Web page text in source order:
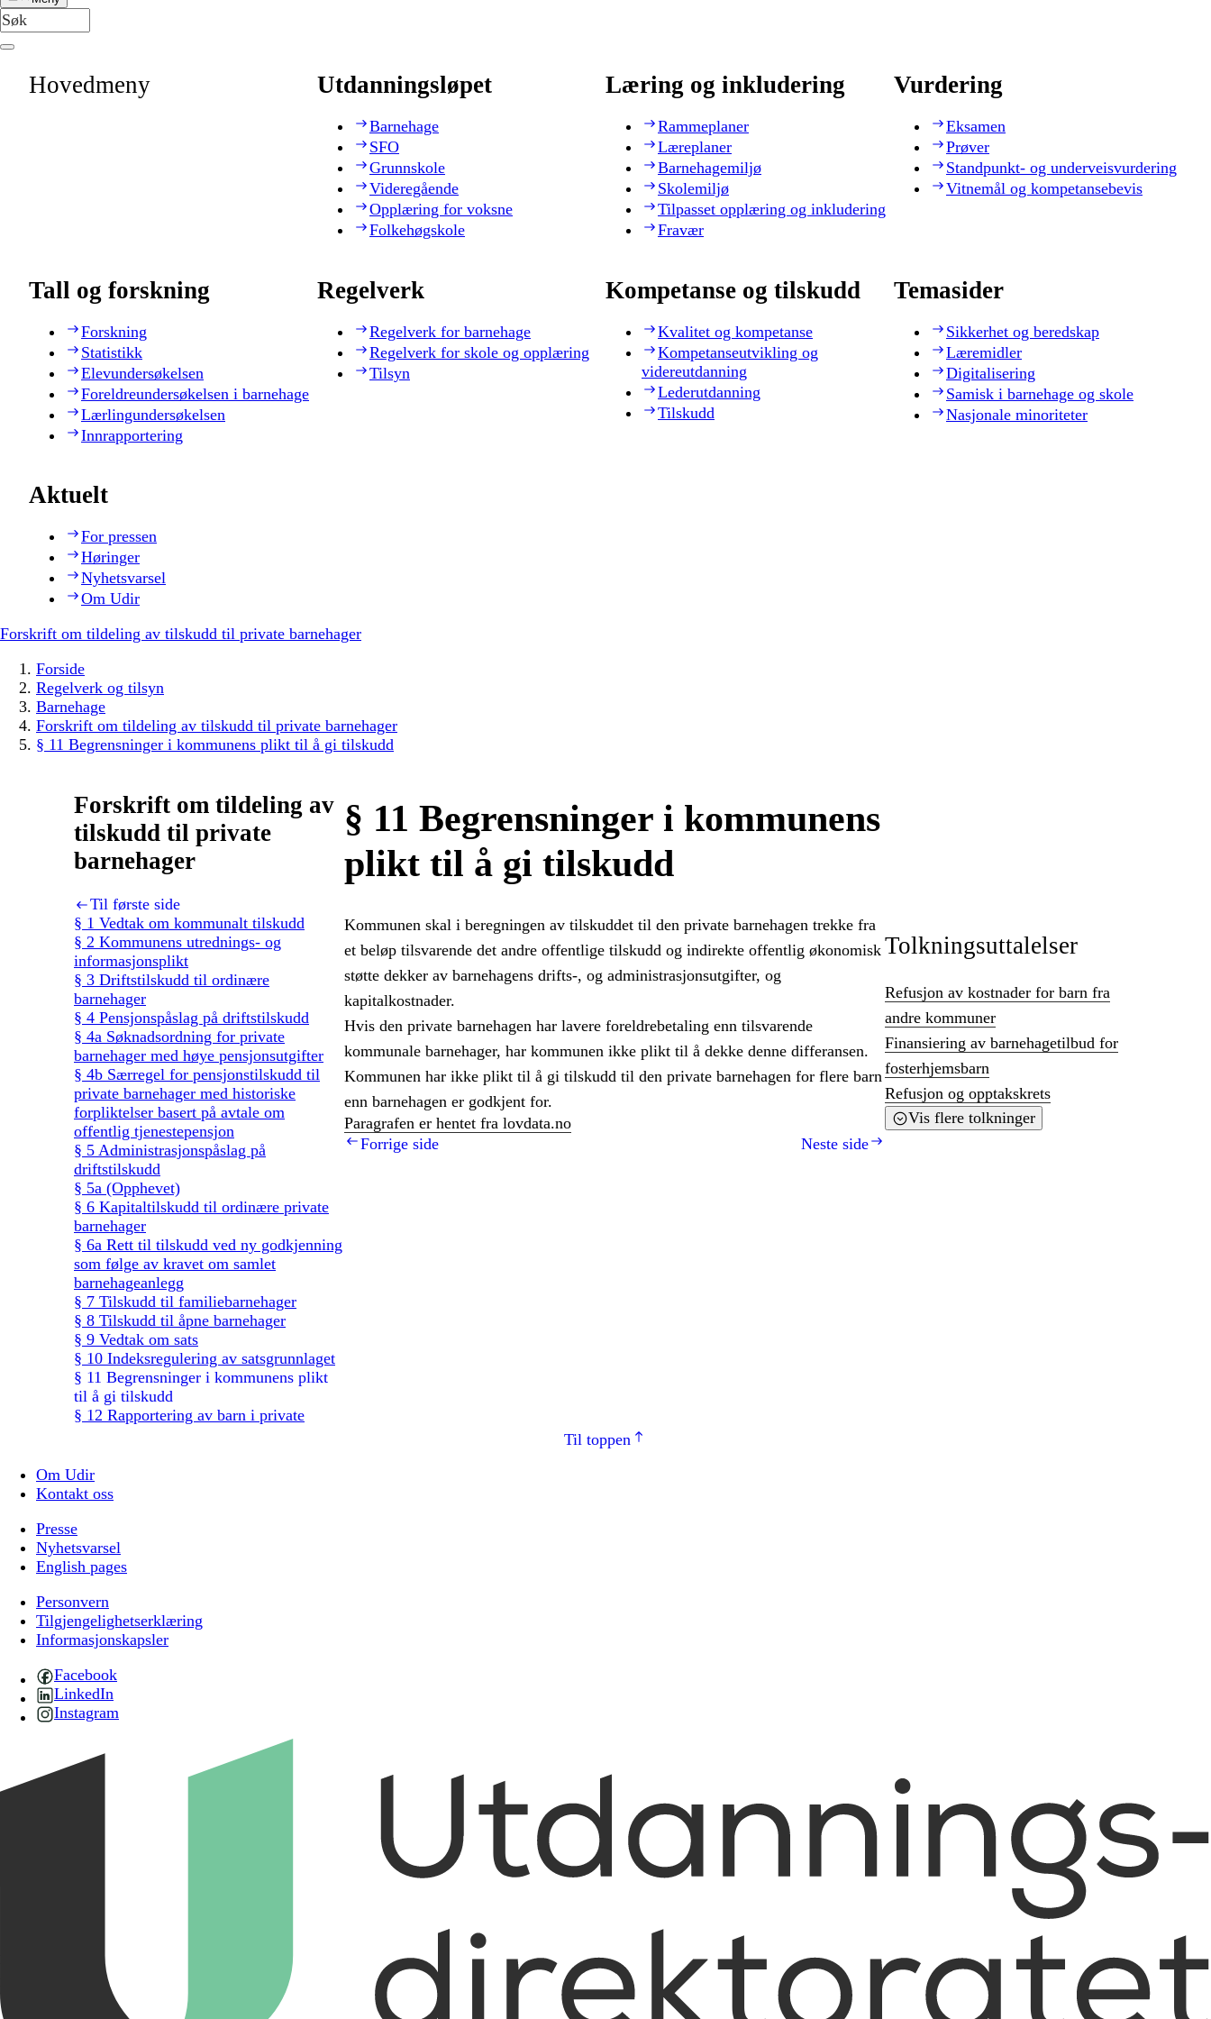
Hovedmeny Utdanningsløpet
Barnehage
SFO
Grunnskole
Videregående
Opplæring for voksne
Folkehøgskole
Læring og inkludering
Rammeplaner
Læreplaner
Barnehagemiljø
Skolemiljø
Tilpasset opplæring og inkludering
Fravær
Vurdering
Eksamen
Prøver
Standpunkt- og underveisvurdering
Vitnemål og kompetansebevis
Tall og forskning
Forskning
Statistikk
Elevundersøkelsen
Foreldreundersøkelsen i barnehage
Lærlingundersøkelsen
Innrapportering
Regelverk
Regelverk for barnehage
Regelverk for skole og opplæring
Tilsyn
Kompetanse og tilskudd
Kvalitet og kompetanse
Kompetanseutvikling og
videreutdanning
Lederutdanning
Tilskudd
Temasider
Sikkerhet og beredskap
Læremidler
Digitalisering
Samisk i barnehage og skole
Nasjonale minoriteter
Aktuelt
For pressen
Høringer
Nyhetsvarsel
Om Udir
Forskrift om tildeling av tilskudd til private barnehager
Forside
Regelverk og tilsyn
Barnehage
Forskrift om tildeling av tilskudd til private barnehager
§ 11 Begrensninger i kommunens plikt til å gi tilskudd
Forskrift om tildeling av
tilskudd til private
barnehager
Til første side
§ 1 Vedtak om kommunalt tilskudd
§ 2 Kommunens utrednings- og
informasjonsplikt
§ 3 Driftstilskudd til ordinære
barnehager
§ 4 Pensjonspåslag på driftstilskudd
§ 4a Søknadsordning for private
barnehager med høye pensjonsutgifter
§ 4b Særregel for pensjonstilskudd til
private barnehager med historiske
forpliktelser basert på avtale om
offentlig tjenestepensjon
§ 5 Administrasjonspåslag på
driftstilskudd
§ 5a (Opphevet)
§ 6 Kapitaltilskudd til ordinære private
barnehager
§ 6a Rett til tilskudd ved ny godkjenning
som følge av kravet om samlet
barnehageanlegg
§ 7 Tilskudd til familiebarnehager
§ 8 Tilskudd til åpne barnehager
§ 9 Vedtak om sats
§ 10 Indeksregulering av satsgrunnlaget
§ 11 Begrensninger i kommunens plikt
til å gi tilskudd
§ 12 Rapportering av barn i private
§ 14 Klage til statsforvalteren
§ 15 Refusjon for barn fra andre
§ 16 Kommunesammenslåing
§ 17 Ikrafttredelse
§ 18 Overgangsregler
som omfattes av § 4b om særregel for
pensjonstilskudd til private barnehager
med historiske pensjonsforpliktelser
tjenestepensjon
Merknader til de enkelte bestemmelsene
§ 11 Begrensninger i kommunens
plikt til å gi tilskudd
Kommunen skal i beregningen av tilskuddet til den private barnehagen trekke fra
et beløp tilsvarende det andre offentlige tilskudd og indirekte offentlig økonomisk
støtte dekker av barnehagens drifts-, og administrasjonsutgifter, og
kapitalkostnader.
Hvis den private barnehagen har lavere foreldrebetaling enn tilsvarende
kommunale barnehager, har kommunen ikke plikt til å dekke denne differansen.
Kommunen har ikke plikt til å gi tilskudd til den private barnehagen for flere barn
enn barnehagen er godkjent for.
Paragrafen er hentet fra lovdata.no
Neste side
Forrige side
Tolkningsuttalelser
Refusjon av kostnader for barn fra
andre kommuner
Finansiering av barnehagetilbud for
fosterhjemsbarn
Refusjon og opptakskrets
Vis flere tolkninger
Til toppen
Om Udir
Kontakt oss
Presse
Nyhetsvarsel
English pages
Personvern
Tilgjengelighetserklæring
Informasjonskapsler
Facebook
LinkedIn
Instagram